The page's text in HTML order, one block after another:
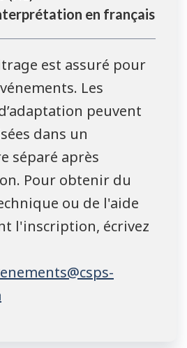
en français
est assuré pour
Les
peuvent
dans un
séparé après
Pour obtenir du
ou de l'aide
l'inscription, écrivez